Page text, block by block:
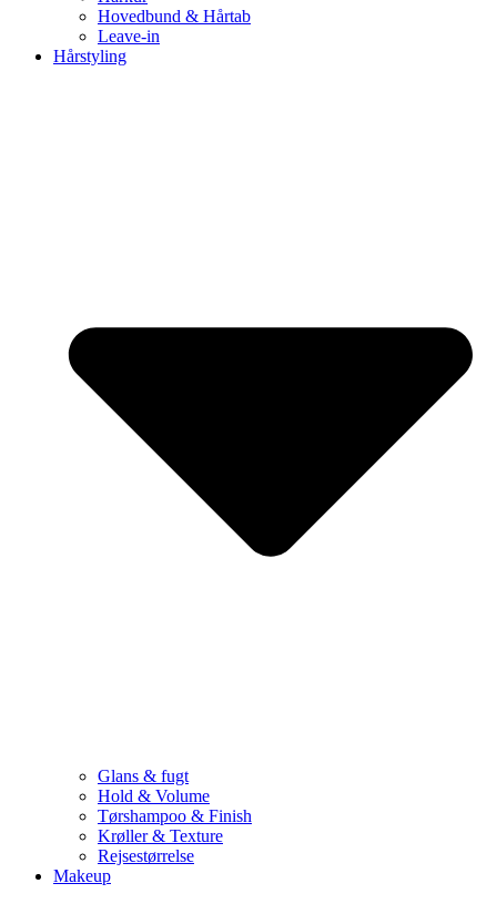
Hovedbund & Hårtab
Leave-in
Hårstyling
Glans & fugt
Hold & Volume
Tørshampoo & Finish
Krøller & Texture
Rejsestørrelse
Makeup